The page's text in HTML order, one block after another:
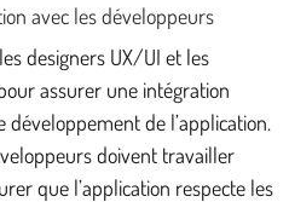
avec les développeurs
designers UX/UI et les
assurer une intégration
de l’application.
doivent travailler
que l’application respecte les